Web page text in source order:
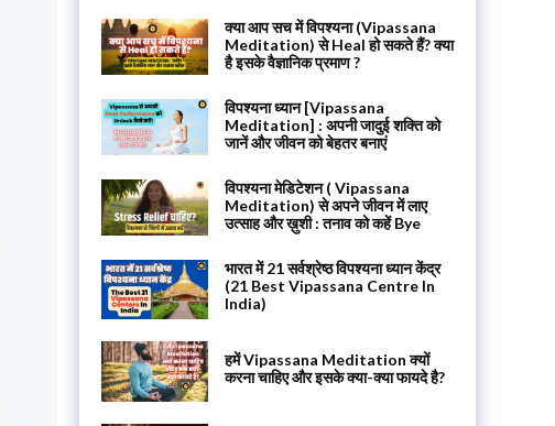
क्या आप सच में विपश्यना (Vipassana
Meditation) से Heal हो सकते हैं? क्या
है इसके वैज्ञानिक प्रमाण ?
विपश्यना ध्यान [Vipassana
Meditation] : अपनी जादुई शक्ति को
जानें और जीवन को बेहतर बनाएं
विपश्यना मेडिटेशन ( Vipassana
Meditation) से अपने जीवन में लाए
उत्साह और ख़ुशी : तनाव को कहें Bye
भारत में 21 सर्वश्रेष्ठ विपश्यना ध्यान केंद्र
(21 Best Vipassana Centre In
India)
हमें Vipassana Meditation क्यों
करना चाहिए और इसके क्या-क्या फायदे है?